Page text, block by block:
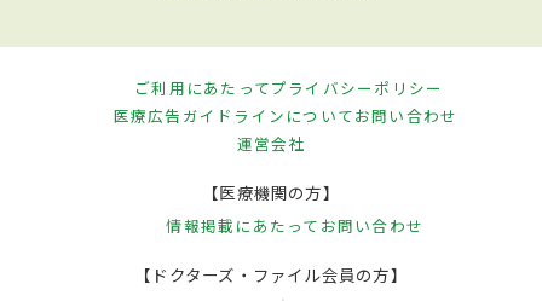
ご利用にあたってプライバシーポリシー
医療広告ガイドラインについてお問い合わせ
運営会社
【医療機関の方】
情報掲載にあたって お問い合わせ
【ドクターズ・ファイル会員の方】